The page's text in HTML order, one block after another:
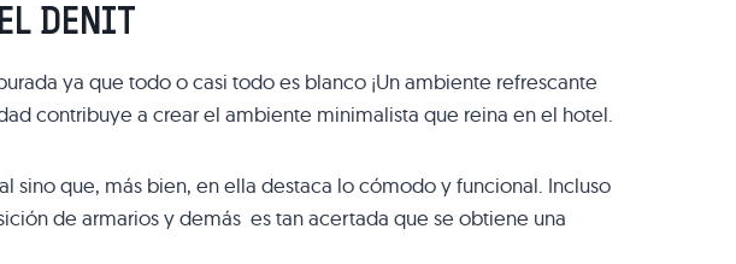
DENIT
ya que todo o casi todo es blanco ¡Un ambiente refrescante
contribuye a crear el ambiente minimalista que reina en el hotel.
sino que, más bien, en ella destaca lo cómodo y funcional. Incluso
de armarios y demás es tan acertada que se obtiene una